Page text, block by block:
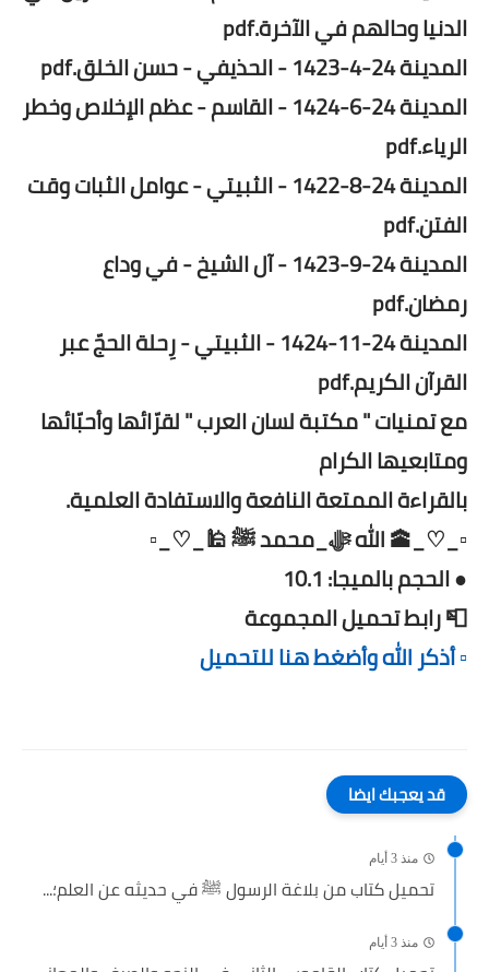
الدنيا وحالهم في الآخرة.pdf
المدينة 24-4-1423 - الحذيفي - حسن الخلق.pdf
المدينة 24-6-1424 - القاسم - عظم الإخلاص وخطر
الرياء.pdf
المدينة 24-8-1422 - الثبيتي - عوامل الثبات وقت
الفتن.pdf
المدينة 24-9-1423 - آل الشيخ - في وداع
رمضان.pdf
المدينة 24-11-1424 - الثبيتي - رِحلة الحجّ عبر
القرآن الكريم.pdf
مع تمنيات " مكتبة لسان العرب " لقرّائها وأحبّائها
ومتابعيها الكرام
بالقراءة الممتعة النافعة والاستفادة العلمية.
▫️_♡_🕋 الله ﷻ_محمد ﷺ 🕌_♡_▫️
● الحجم بالميجا: 10.1
📮 رابط تحميل المجموعة
▫️ أذكر الله وأضغط هنا للتحميل
قد يعجبك ايضا
منذ 3 أيام
تحميل كتاب من بلاغة الرسول ﷺ في حديثه عن العلم؛...
منذ 3 أيام